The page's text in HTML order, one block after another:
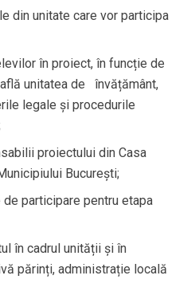
din unitate care vor participa
în proiect, în funcție de
unitatea de învățământ,
legale și procedurile
proiectului din Casa
București;
participare pentru etapa
în cadrul unității și în
părinți, administrație locală